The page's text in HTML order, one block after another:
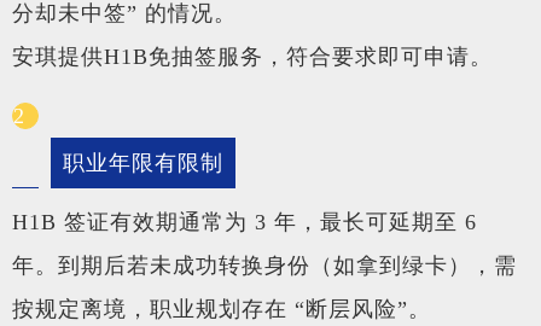
分却未中签” 的情况。
安琪提供H1B免抽签服务，符合要求即可申请。
2
职业年限有限制
H1B 签证有效期通常为 3 年，最长可延期至 6
年。到期后若未成功转换身份（如拿到绿卡），需
按规定离境，职业规划存在 “断层风险”。